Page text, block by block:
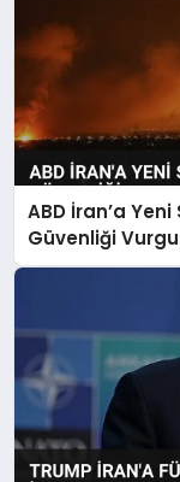
ABD İran’a Yeni
Güvenliği